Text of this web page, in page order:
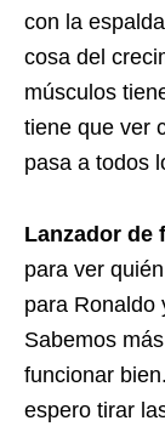
con la
cosa del
músculos
tiene que ver
pasa a todos
Lanzador de
para ver
para Ronaldo
Sabemos
funcionar
espero tirar